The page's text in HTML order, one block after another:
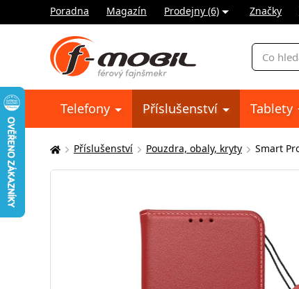
Poradna Magazín Prodejny (6) Značky
Telefony Příslušenství Tablety
Zde
se
Příslušenství Pouzdra, obaly, kryty Smart